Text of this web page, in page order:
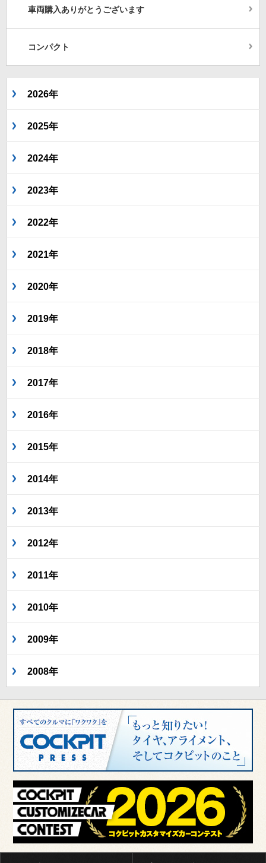
車両購入ありがとうございます
コンパクト
2026年
2025年
2024年
2023年
2022年
2021年
2020年
2019年
2018年
2017年
2016年
2015年
2014年
2013年
2012年
2011年
2010年
2009年
2008年